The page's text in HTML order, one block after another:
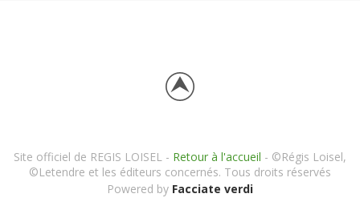
Site officiel de REGIS LOISEL - Retour à l'accueil - ©Régis Loisel,
©Letendre et les éditeurs concernés. Tous droits réservés
Powered by Facciate verdi